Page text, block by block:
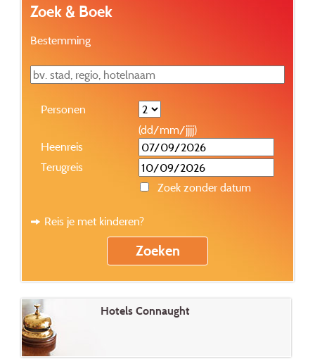
Zoek & Boek
Bestemming
Personen
(dd/mm/jjjj)
Heenreis
Terugreis
Zoek zonder datum
Reis je met kinderen?
Hotels Connaught